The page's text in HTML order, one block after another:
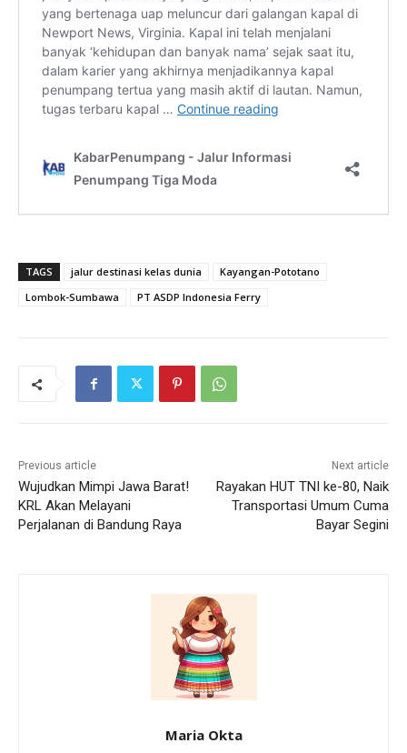
TAGS jalur destinasi kelas dunia
Kayangan-Pototano
Lombok-Sumbawa
PT ASDP Indonesia Ferry
Previous article
Wujudkan Mimpi Jawa Barat!
KRL Akan Melayani
Perjalanan di Bandung Raya
Next article
Rayakan HUT TNI ke-80, Naik
Transportasi Umum Cuma
Bayar Segini
Maria Okta